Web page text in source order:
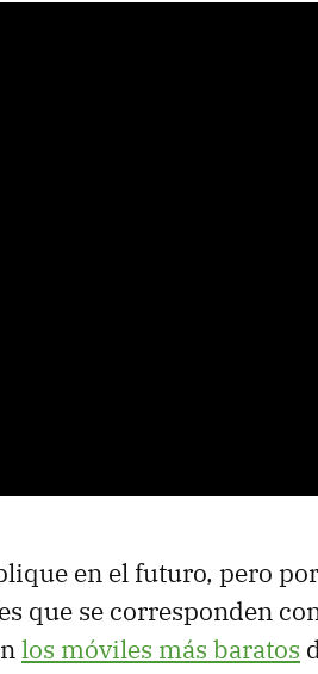
en el futuro, pero
que se corresponden
los móviles más baratos